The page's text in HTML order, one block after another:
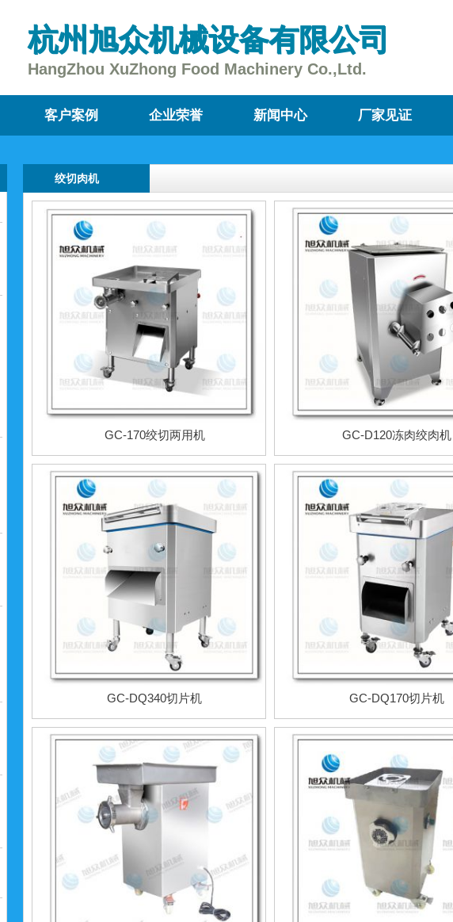
杭州旭众机械设备有限公司
HangZhou XuZhong Food Machinery Co.,Ltd.
客户案例 企业荣誉 新闻中心 厂家见证
绞切肉机
GC-170绞切两用机 GC-D120冻肉绞肉机
GC-DQ340切片机 GC-DQ170切片机